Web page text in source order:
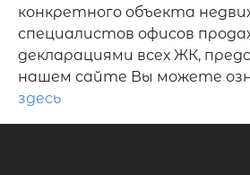
конкретного объекта
специалистов офисов
декларациями всех ЖК,
нашем сайте Вы можете
здесь